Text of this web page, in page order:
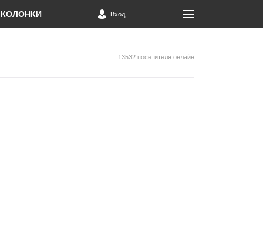
КОЛОНКИ Вход
13532 посетителя онлайн